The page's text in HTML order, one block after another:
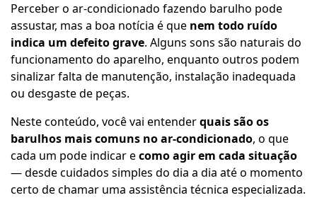
Perceber o ar-condicionado fazendo barulho pode
assustar, mas a boa notícia é que nem todo ruído
indica um defeito grave. Alguns sons são naturais do
funcionamento do aparelho, enquanto outros podem
sinalizar falta de manutenção, instalação inadequada
ou desgaste de peças.
Neste conteúdo, você vai entenderquais são os
barulhos mais comuns no ar-condicionado, o que
cada um pode indicar ecomo agir em cada situação
— desde cuidados simples do dia a dia até o momento
certo de chamar uma assistência técnica especializada.